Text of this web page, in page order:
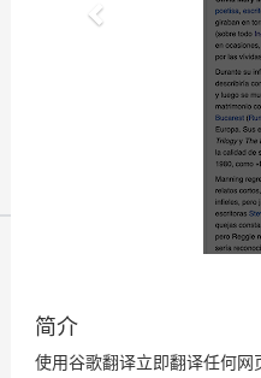
简介
使用谷歌翻译立即翻译任何